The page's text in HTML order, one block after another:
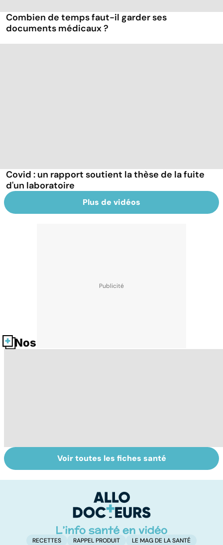
Combien de temps faut-il garder ses
documents médicaux ?
Covid : un rapport soutient la thèse de la fuite
d'un laboratoire
Plus de vidéos
Nos fiches santé
Tout savoir sur
les virus
Votre santé en
vacances
Voir toutes les fiches santé
RECETTES RAPPEL PRODUIT LE MAG DE LA SANTÉ